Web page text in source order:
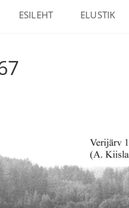
ESILEHT ELUSTIK